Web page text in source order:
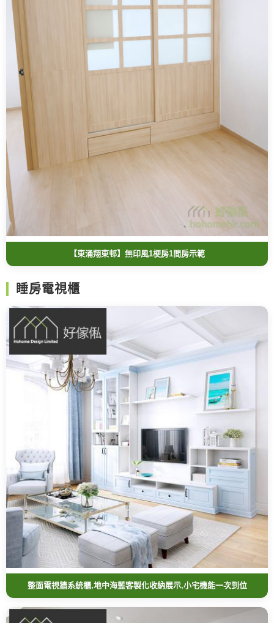
【東涌翔東邨】無印風1梗房1間房示範
睡房電視櫃
整面電視牆系統櫃,地中海藍客製化收納展示,小宅機能一次到位